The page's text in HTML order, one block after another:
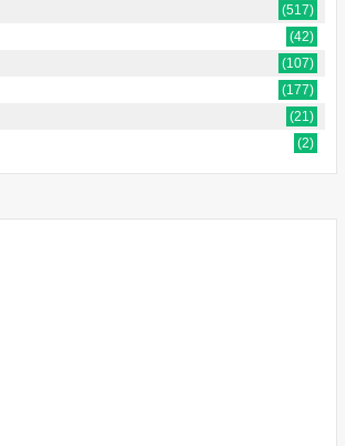
(517)
(42)
(107)
(177)
(21)
(2)